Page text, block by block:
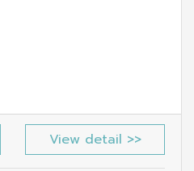
View detail >>